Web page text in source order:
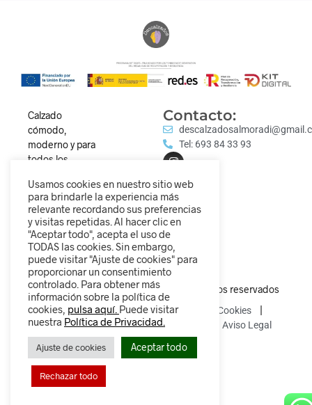
Calzado
cómodo,
moderno y para
todos los
Descubre
nuestra
colección y
camina
diferente.
Contacto:
Tel: 693 84 33 93
© 2025 Descalzados.es – Todos los derechos reservados
Política de Privacidad
Política de Cookies
Política de devoluciones y reembolsos
Aviso Legal
Usamos cookies en nuestro sitio web
para brindarle la experiencia más
relevante recordando sus preferencias
y visitas repetidas. Al hacer clic en
"Aceptar todo", acepta el uso de
TODAS las cookies. Sin embargo,
puede visitar "Ajuste de cookies" para
proporcionar un consentimiento
controlado. Para obtener más
información sobre la política de
cookies, pulsa aquí. Puede visitar
nuestra Política de Privacidad.
Ajuste de cookies Aceptar todo
Rechazar todo